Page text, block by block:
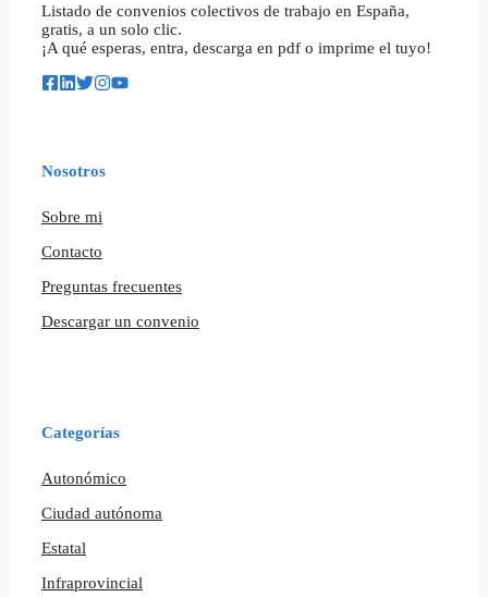
Listado de convenios colectivos de trabajo en España,
gratis, a un solo clic.
¡A qué esperas, entra, descarga en pdf o imprime el tuyo!
Nosotros
Sobre mi
Contacto
Preguntas frecuentes
Descargar un convenio
Categorías
Autonómico
Ciudad autónoma
Estatal
Infraprovincial